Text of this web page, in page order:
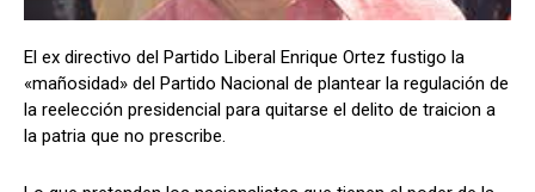
Comparta
Comparta
El ex directivo del Partido Liberal Enrique Ortez fustigo la
«mañosidad» del Partido Nacional de plantear la regulación de
la reelección presidencial para quitarse el delito de traicion a
la patria que no prescribe.